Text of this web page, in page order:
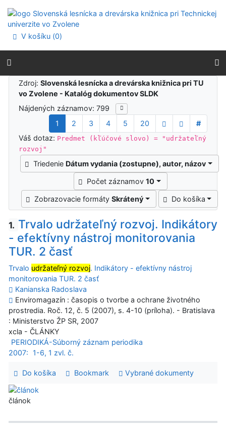
Prejsť na menu
Prehlásenie o webovej prístupnosti
V košíku (0)
Výsledky vyhľadávania
Zdroj:Slovenská lesnícka a drevárska knižnica pri TU
vo Zvolene - Katalóg dokumentov SLDK
Nájdených záznamov: 799
1
2 3 4 5 20
#
Váš dotaz: Predmet (kľúčové slovo) = "udržateľný
rozvoj"
Triedenie Dátum vydania (zostupne), autor, názov
Počet záznamov10
Zobrazovacie formátySkrátený Do košíka
1. Trvalo udržateľný rozvoj. Indikátory
- efektívny nástroj monitorovania
TUR. 2 časť
Trvalo udržateľný rozvoj. Indikátory - efektívny nástroj
monitorovania TUR. 2 časť
Kanianska Radoslava
Enviromagazín : časopis o tvorbe a ochrane životného
prostredia. Roč. 12, č. 5 (2007), s. 4-10 (príloha). - Bratislava
: Ministerstvo ŽP SR, 2007
xcla - ČLÁNKY
PERIODIKÁ-Súborný záznam periodika
2007:
1-6, 1 zvl. č.
Do košíka Bookmark Vybrané dokumenty
článok